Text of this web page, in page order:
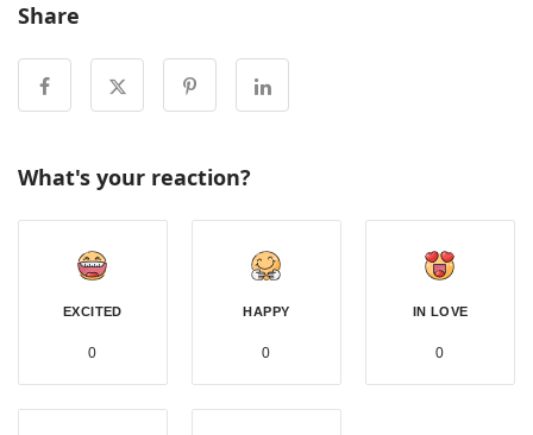
Share
What's your reaction?
EXCITED
0
HAPPY
0
IN LOVE
0